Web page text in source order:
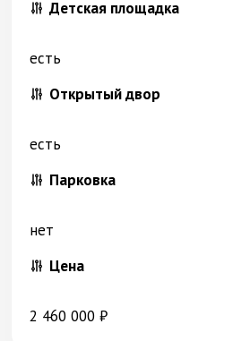
Детская площадка
есть
Открытый двор
есть
Парковка
нет
Цена
2 460 000 ₽